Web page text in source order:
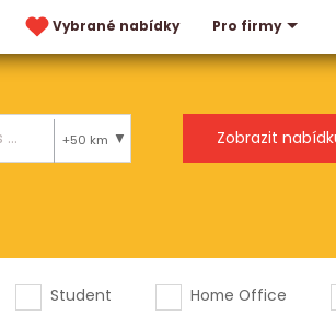
Vybrané nabídky Pro firmy
+50 km
Student Home Office